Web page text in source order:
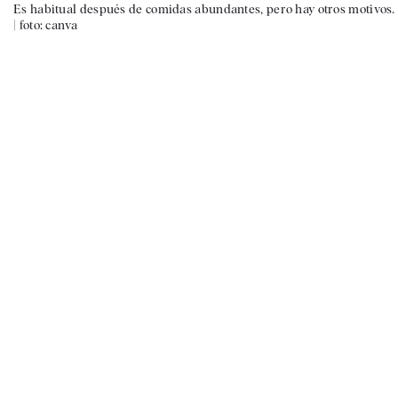
Es habitual después de comidas abundantes, pero hay otros motivos.
| foto: canva